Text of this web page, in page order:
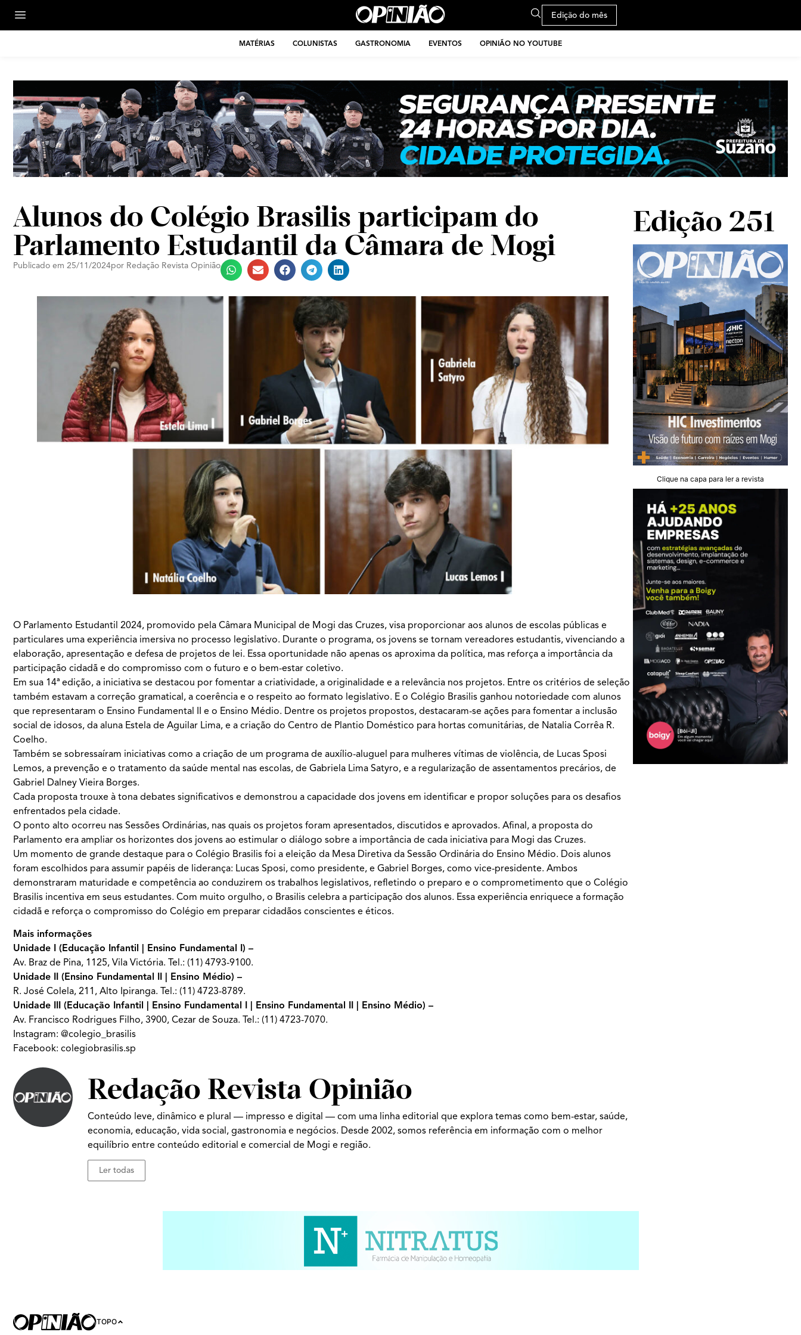
Edição do mês
MATÉRIAS COLUNISTAS GASTRONOMIA EVENTOS OPINIÃO NO YOUTUBE
Alunos do Colégio Brasilis participam do
Parlamento Estudantil da Câmara de Mogi
Publicado em 25/11/2024por Redação Revista Opinião
O Parlamento Estudantil 2024, promovido pela Câmara Municipal de Mogi das Cruzes, visa proporcionar aos alunos de escolas públicas e
particulares uma experiência imersiva no processo legislativo. Durante o programa, os jovens se tornam vereadores estudantis, vivenciando a
elaboração, apresentação e defesa de projetos de lei. Essa oportunidade não apenas os aproxima da política, mas reforça a importância da
participação cidadã e do compromisso com o futuro e o bem-estar coletivo.
Em sua 14ª edição, a iniciativa se destacou por fomentar a criatividade, a originalidade e a relevância nos projetos. Entre os critérios de seleção
também estavam a correção gramatical, a coerência e o respeito ao formato legislativo. E o Colégio Brasilis ganhou notoriedade com alunos
que representaram o Ensino Fundamental II e o Ensino Médio. Dentre os projetos propostos, destacaram-se ações para fomentar a inclusão
social de idosos, da aluna Estela de Aguilar Lima, e a criação do Centro de Plantio Doméstico para hortas comunitárias, de Natalia Corrêa R.
Coelho.
Também se sobressaíram iniciativas como a criação de um programa de auxílio-aluguel para mulheres vítimas de violência, de Lucas Sposi
Lemos, a prevenção e o tratamento da saúde mental nas escolas, de Gabriela Lima Satyro, e a regularização de assentamentos precários, de
Gabriel Dalney Vieira Borges.
Cada proposta trouxe à tona debates significativos e demonstrou a capacidade dos jovens em identificar e propor soluções para os desafios
enfrentados pela cidade.
O ponto alto ocorreu nas Sessões Ordinárias, nas quais os projetos foram apresentados, discutidos e aprovados. Afinal, a proposta do
Parlamento era ampliar os horizontes dos jovens ao estimular o diálogo sobre a importância de cada iniciativa para Mogi das Cruzes.
Um momento de grande destaque para o Colégio Brasilis foi a eleição da Mesa Diretiva da Sessão Ordinária do Ensino Médio. Dois alunos
foram escolhidos para assumir papéis de liderança: Lucas Sposi, como presidente, e Gabriel Borges, como vice-presidente. Ambos
demonstraram maturidade e competência ao conduzirem os trabalhos legislativos, refletindo o preparo e o comprometimento que o Colégio
Brasilis incentiva em seus estudantes. Com muito orgulho, o Brasilis celebra a participação dos alunos. Essa experiência enriquece a formação
cidadã e reforça o compromisso do Colégio em preparar cidadãos conscientes e éticos.
Mais informações
Unidade I (Educação Infantil | Ensino Fundamental I) –
Av. Braz de Pina, 1125, Vila Victória. Tel.: (11) 4793-9100.
Unidade II (Ensino Fundamental II | Ensino Médio) –
R. José Colela, 211, Alto Ipiranga. Tel.: (11) 4723-8789.
Unidade III (Educação Infantil | Ensino Fundamental I | Ensino Fundamental II | Ensino Médio) –
Av. Francisco Rodrigues Filho, 3900, Cezar de Souza. Tel.: (11) 4723-7070.
Instagram: @colegio_brasilis
Facebook: colegiobrasilis.sp
Redação Revista Opinião
Conteúdo leve, dinâmico e plural — impresso e digital — com uma linha editorial que explora temas como bem-estar, saúde,
economia, educação, vida social, gastronomia e negócios. Desde 2002, somos referência em informação com o melhor
equilíbrio entre conteúdo editorial e comercial de Mogi e região.
Ler todas
Edição 251
Clique na capa para ler a revista
TOPO